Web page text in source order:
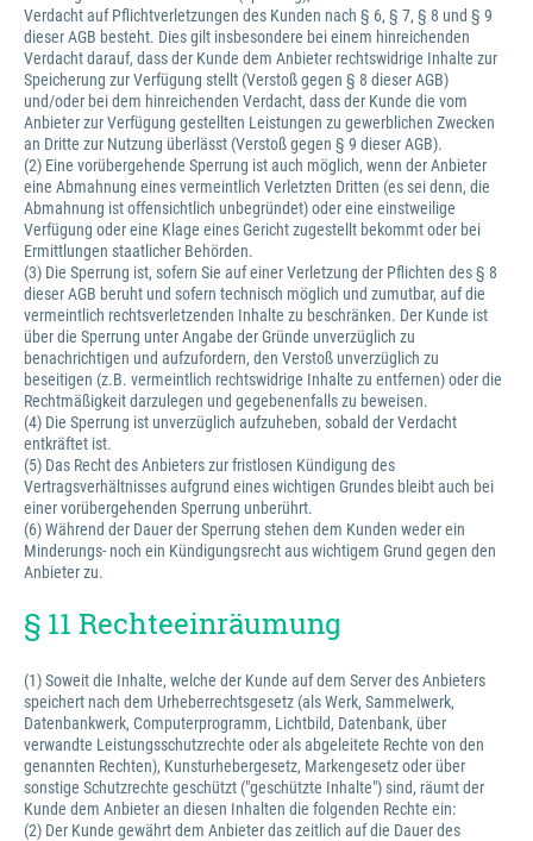
Verdacht auf Pflichtverletzungen des Kunden nach § 6, § 7, § 8 und § 9
dieser AGB besteht. Dies gilt insbesondere bei einem hinreichenden
Verdacht darauf, dass der Kunde dem Anbieter rechtswidrige Inhalte zur
Speicherung zur Verfügung stellt (Verstoß gegen § 8 dieser AGB)
und/oder bei dem hinreichenden Verdacht, dass der Kunde die vom
Anbieter zur Verfügung gestellten Leistungen zu gewerblichen Zwecken
an Dritte zur Nutzung überlässt (Verstoß gegen § 9 dieser AGB).
(2) Eine vorübergehende Sperrung ist auch möglich, wenn der Anbieter
eine Abmahnung eines vermeintlich Verletzten Dritten (es sei denn, die
Abmahnung ist offensichtlich unbegründet) oder eine einstweilige
Verfügung oder eine Klage eines Gericht zugestellt bekommt oder bei
Ermittlungen staatlicher Behörden.
(3) Die Sperrung ist, sofern Sie auf einer Verletzung der Pflichten des § 8
dieser AGB beruht und sofern technisch möglich und zumutbar, auf die
vermeintlich rechtsverletzenden Inhalte zu beschränken. Der Kunde ist
über die Sperrung unter Angabe der Gründe unverzüglich zu
benachrichtigen und aufzufordern, den Verstoß unverzüglich zu
beseitigen (z.B. vermeintlich rechtswidrige Inhalte zu entfernen) oder die
Rechtmäßigkeit darzulegen und gegebenenfalls zu beweisen.
(4) Die Sperrung ist unverzüglich aufzuheben, sobald der Verdacht
entkräftet ist.
(5) Das Recht des Anbieters zur fristlosen Kündigung des
Vertragsverhältnisses aufgrund eines wichtigen Grundes bleibt auch bei
einer vorübergehenden Sperrung unberührt.
(6) Während der Dauer der Sperrung stehen dem Kunden weder ein
Minderungs- noch ein Kündigungsrecht aus wichtigem Grund gegen den
Anbieter zu.
§ 11 Rechteeinräumung
(1) Soweit die Inhalte, welche der Kunde auf dem Server des Anbieters
speichert nach dem Urheberrechtsgesetz (als Werk, Sammelwerk,
Datenbankwerk, Computerprogramm, Lichtbild, Datenbank, über
verwandte Leistungsschutzrechte oder als abgeleitete Rechte von den
genannten Rechten), Kunsturhebergesetz, Markengesetz oder über
sonstige Schutzrechte geschützt ("geschützte Inhalte") sind, räumt der
Kunde dem Anbieter an diesen Inhalten die folgenden Rechte ein:
(2) Der Kunde gewährt dem Anbieter das zeitlich auf die Dauer des